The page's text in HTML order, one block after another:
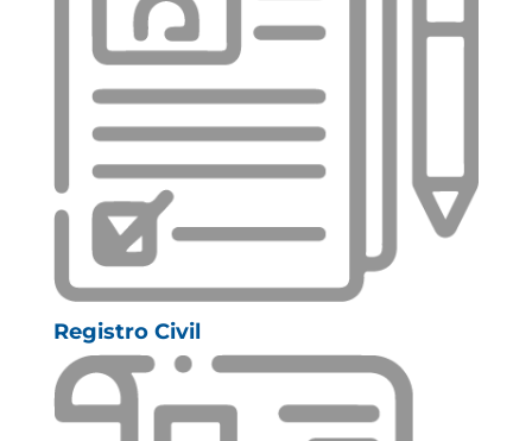
Registro Civil